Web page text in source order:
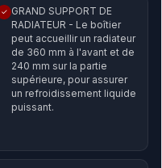
✓ GRAND SUPPORT DE
RADIATEUR - Le boîtier
peut accueillir un radiateur
de 360 mm à l'avant et de
240 mm sur la partie
supérieure, pour assurer
un refroidissement liquide
puissant.